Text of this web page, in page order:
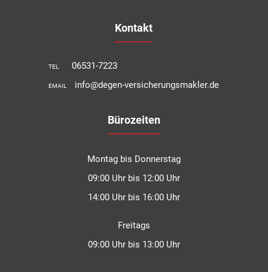
Kontakt
TEL 06531-7223
EMAIL info@degen-versicherungsmakler.de
Bürozeiten
Montag bis Donnerstag
09:00 Uhr bis 12:00 Uhr
14:00 Uhr bis 16:00 Uhr
Freitags
09:00 Uhr bis 13:00 Uhr